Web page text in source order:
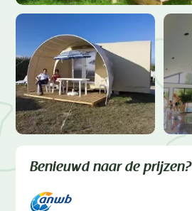
Benieuwd naar de prijzen?